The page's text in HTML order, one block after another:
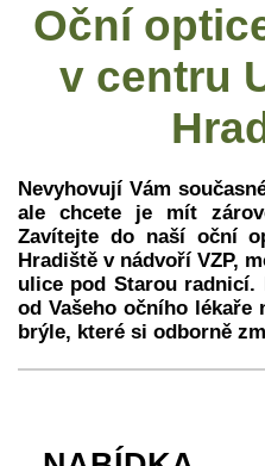
Oční
v centru
Nevyhovují Vám
ale chcete je mít
Zavítejte do naší oční
Hradiště v nádvoří VZP,
ulice pod Starou
od Vašeho očního lékaře
brýle, které si odborně